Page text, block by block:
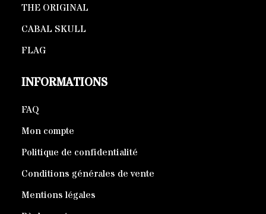
THE ORIGINAL
CABAL SKULL
FLAG
INFORMATIONS
FAQ
Mon compte
Politique de confidentialité
Conditions générales de vente
Mentions légales